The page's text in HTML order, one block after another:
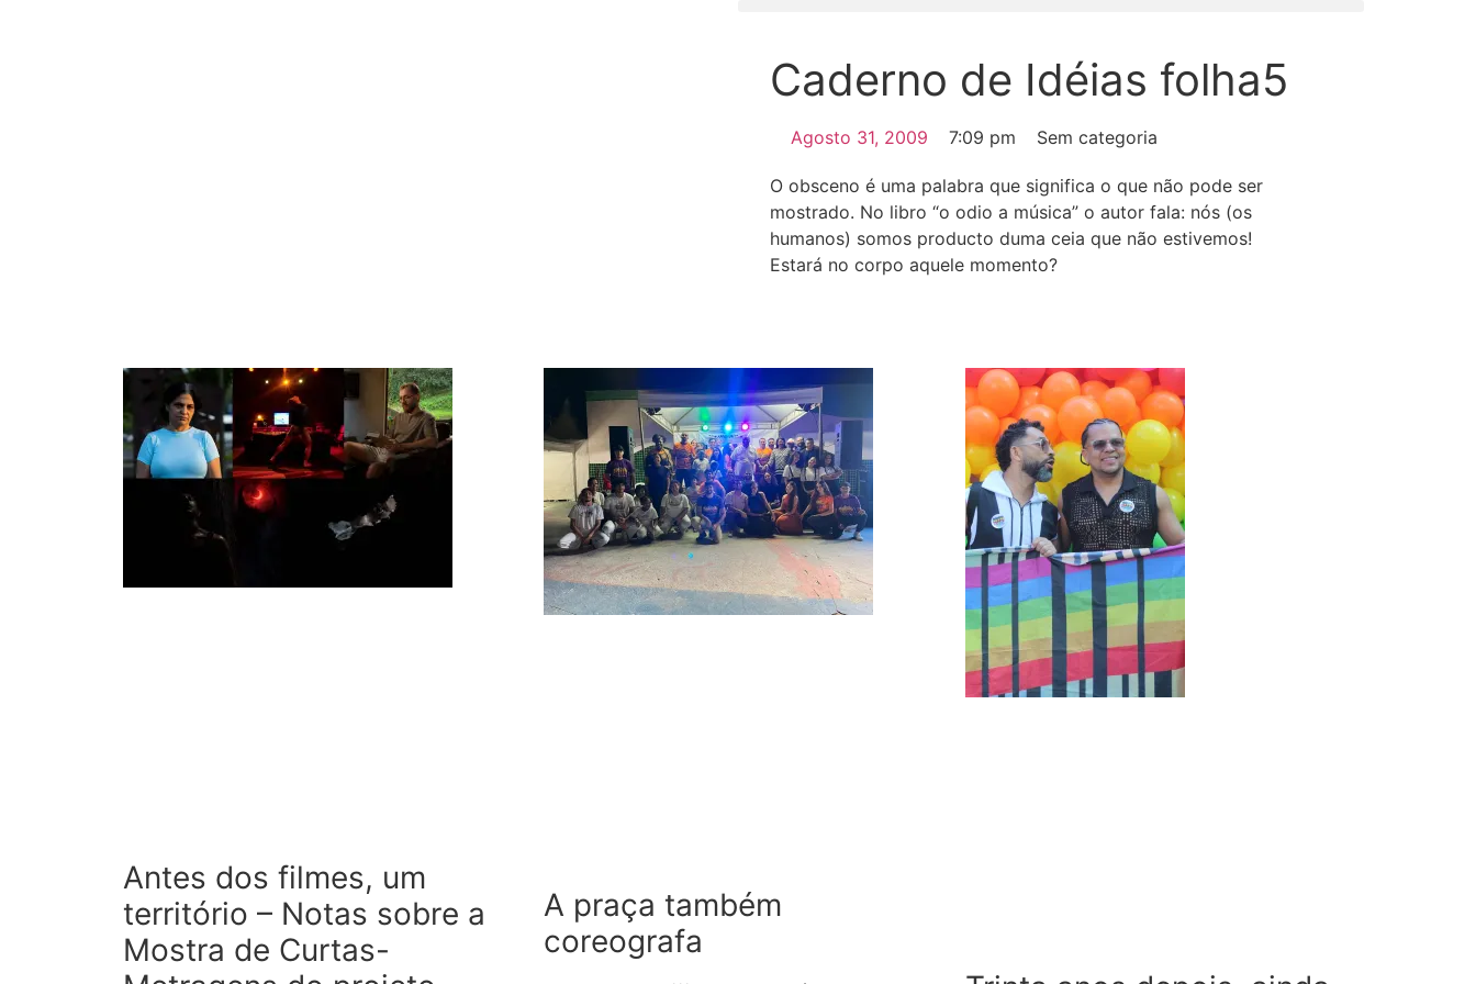
Caderno de Idéias folha5
Agosto 31, 2009 7:09 pm Sem categoria
O obsceno é uma palabra que significa o que não pode ser
mostrado. No libro “o odio a música” o autor fala: nós (os
humanos) somos producto duma ceia que não estivemos!
Estará no corpo aquele momento?
Antes dos filmes, um
território – Notas sobre a
Mostra de Curtas-
A praça também
coreografa